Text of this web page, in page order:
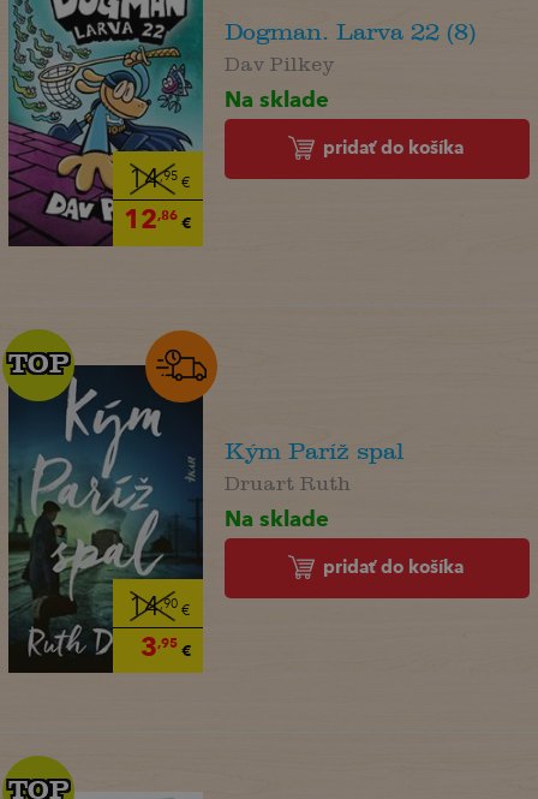
14,95€
12,86€
Dogman. Larva 22 (8)
Dav Pilkey
Na sklade
pridať do košíka
14,90€
3,95€
TOP
TOP
Kým Paríž spal
Druart Ruth
Na sklade
pridať do košíka
TOP
TOP